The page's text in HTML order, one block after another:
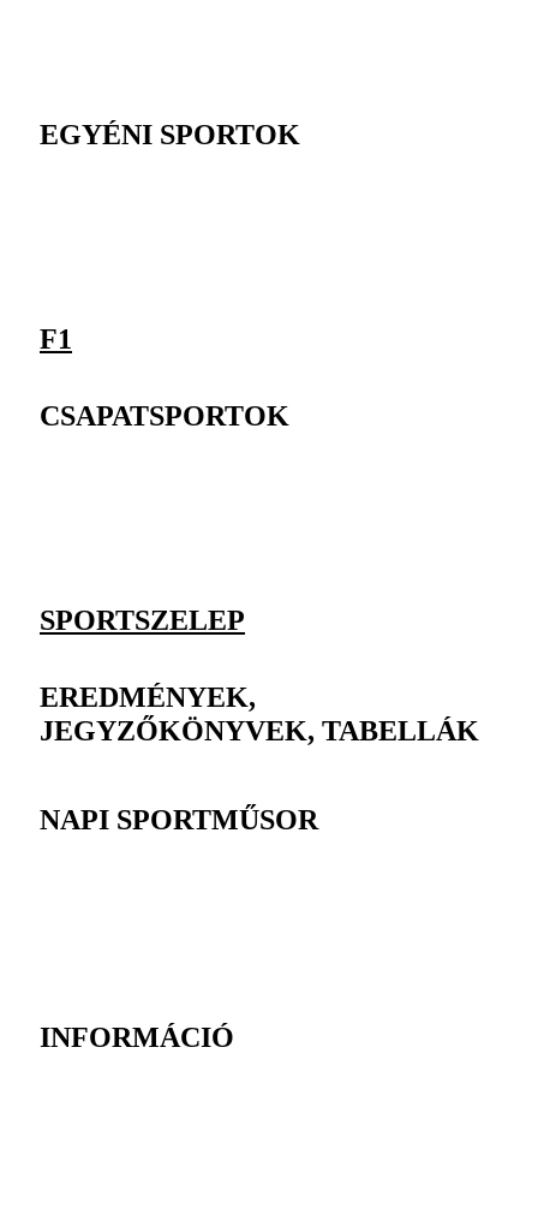
EGYÉNI SPORTOK
F1
CSAPATSPORTOK
SPORTSZELEP
EREDMÉNYEK,
JEGYZŐKÖNYVEK, TABELLÁK
NAPI SPORTMŰSOR
INFORMÁCIÓ